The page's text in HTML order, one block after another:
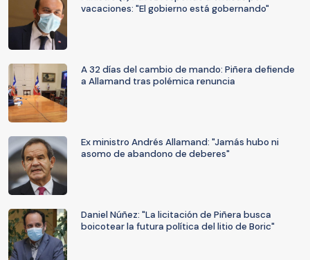
vacaciones: "El gobierno está gobernando"
A 32 días del cambio de mando: Piñera defiende
a Allamand tras polémica renuncia
Ex ministro Andrés Allamand: "Jamás hubo ni
asomo de abandono de deberes"
Daniel Núñez: "La licitación de Piñera busca
boicotear la futura política del litio de Boric"